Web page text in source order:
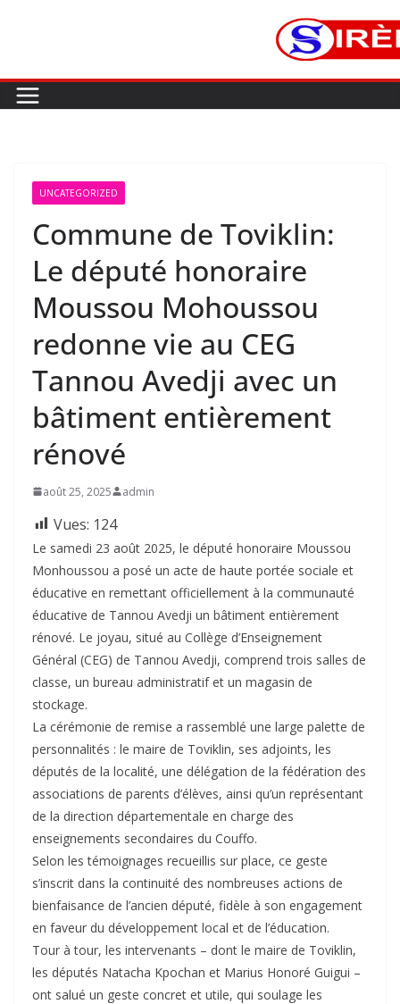
UNCATEGORIZED
Commune de Toviklin:
Le député honoraire
Moussou Mohoussou
redonne vie au CEG
Tannou Avedji avec un
bâtiment entièrement
rénové
août 25, 2025 admin
Vues: 124
Le samedi 23 août 2025, le député honoraire Moussou
Monhoussou a posé un acte de haute portée sociale et
éducative en remettant officiellement à la communauté
éducative de Tannou Avedji un bâtiment entièrement
rénové. Le joyau, situé au Collège d’Enseignement
Général (CEG) de Tannou Avedji, comprend trois salles de
classe, un bureau administratif et un magasin de
stockage.
La cérémonie de remise a rassemblé une large palette de
personnalités : le maire de Toviklin, ses adjoints, les
députés de la localité, une délégation de la fédération des
associations de parents d’élèves, ainsi qu’un représentant
de la direction départementale en charge des
enseignements secondaires du Couffo.
Selon les témoignages recueillis sur place, ce geste
s’inscrit dans la continuité des nombreuses actions de
bienfaisance de l’ancien député, fidèle à son engagement
en faveur du développement local et de l’éducation.
Tour à tour, les intervenants – dont le maire de Toviklin,
les députés Natacha Kpochan et Marius Honoré Guigui –
ont salué un geste concret et utile, qui soulage les